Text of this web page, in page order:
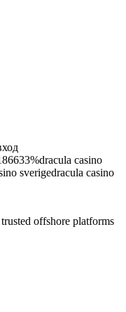
casino
sverigedracula casino
offshore platforms